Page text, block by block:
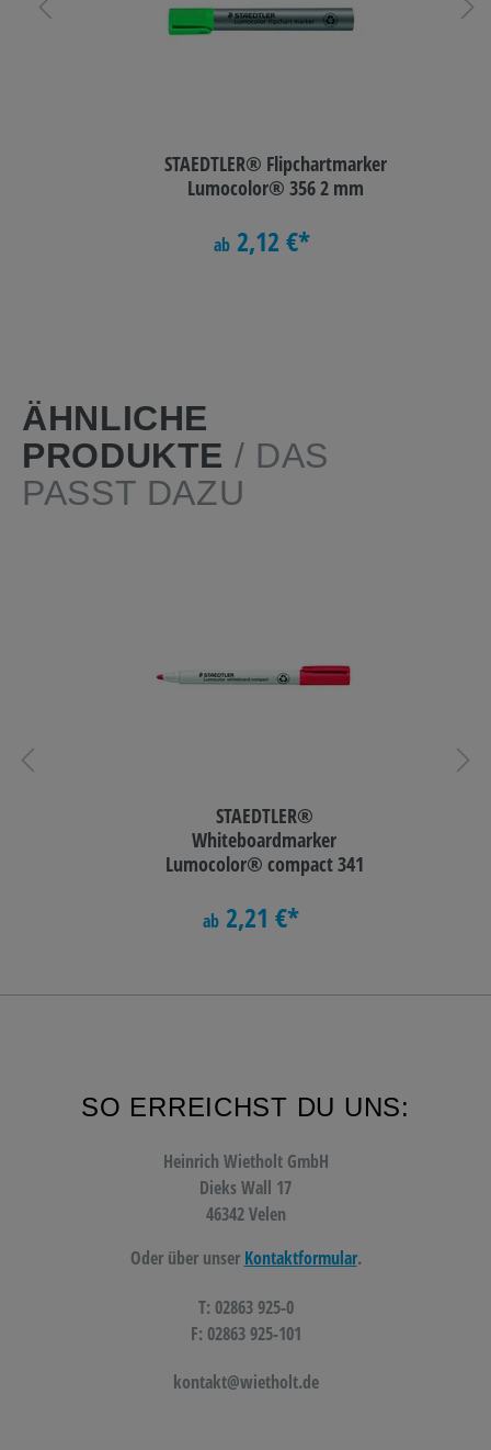
STAEDTLER® Flipchartmarker
Lumocolor® 356 2 mm
ab 2,12 €*
ÄHNLICHE
PRODUKTE / DAS
PASST DAZU
STAEDTLER®
Whiteboardmarker
Lumocolor® compact 341
ab 2,21 €*
SO ERREICHST DU UNS:
Heinrich Wietholt GmbH
Dieks Wall 17
46342 Velen
Oder über unser Kontaktformular.
T: 02863 925-0
F: 02863 925-101
kontakt@wietholt.de